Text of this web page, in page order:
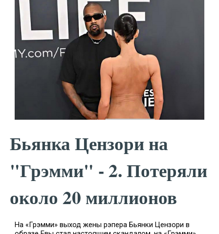
Бьянка Цензори на
"Грэмми" - 2. Потеряли
около 20 миллионов
На «Грэмми» выход жены рэпера Бьянки Цензори в